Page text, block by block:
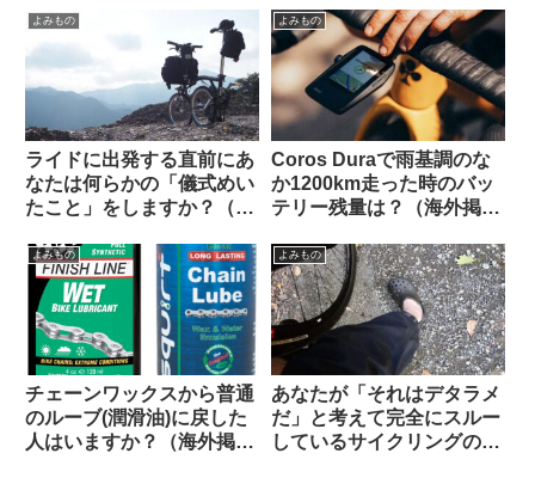
スレッドから）
う？（海外掲示板から）
よみもの
ライドに出発する直前にあ
なたは何らかの「儀式めい
たこと」をしますか？（海
よみもの
Coros Duraで雨基調のな
か1200km走った時のバッ
テリー残量は？（海外掲示
よみもの
チェーンワックスから普通
のルーブ(潤滑油)に戻した
人はいますか？（海外掲示
よみもの
あなたが「それはデタラメ
だ」と考えて完全にスルー
しているサイクリングの